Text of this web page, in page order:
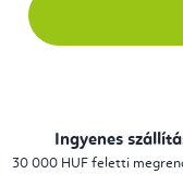
Ingyenes
30 000 HUF feletti